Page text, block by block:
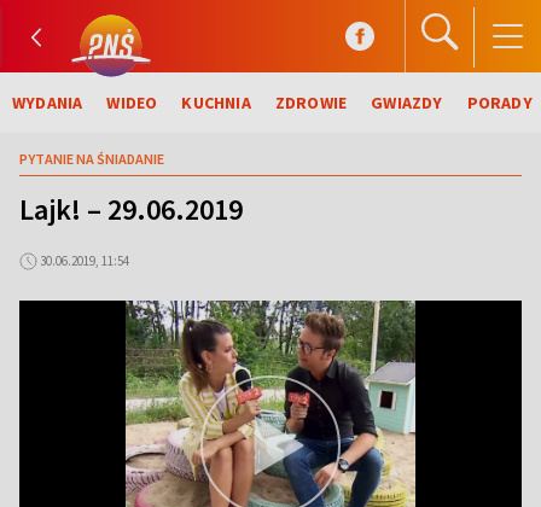
WYDANIA WIDEO KUCHNIA ZDROWIE GWIAZDY PORADY
PYTANIE NA ŚNIADANIE
Lajk! – 29.06.2019
30.06.2019, 11:54